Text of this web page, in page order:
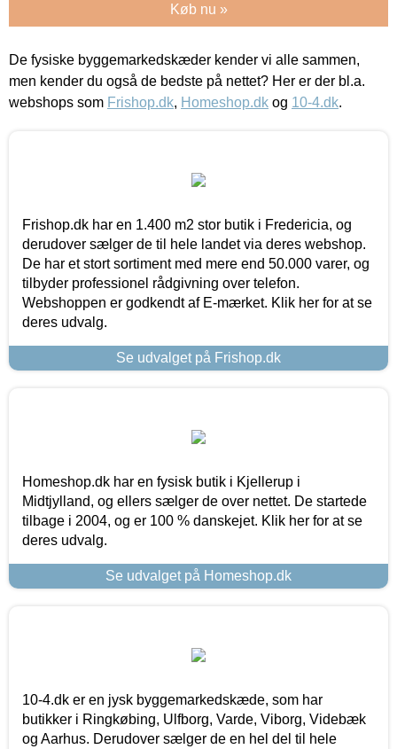
Køb nu »
De fysiske byggemarkedskæder kender vi alle sammen,
men kender du også de bedste på nettet? Her er der bl.a.
webshops som Frishop.dk, Homeshop.dk og 10-4.dk.
Frishop.dk har en 1.400 m2 stor butik i Fredericia, og
derudover sælger de til hele landet via deres webshop.
De har et stort sortiment med mere end 50.000 varer, og
tilbyder professionel rådgivning over telefon.
Webshoppen er godkendt af E-mærket. Klik her for at se
deres udvalg.
Se udvalget på Frishop.dk
Homeshop.dk har en fysisk butik i Kjellerup i
Midtjylland, og ellers sælger de over nettet. De startede
tilbage i 2004, og er 100 % danskejet. Klik her for at se
deres udvalg.
Se udvalget på Homeshop.dk
10-4.dk er en jysk byggemarkedskæde, som har
butikker i Ringkøbing, Ulfborg, Varde, Viborg, Videbæk
og Aarhus. Derudover sælger de en hel del til hele